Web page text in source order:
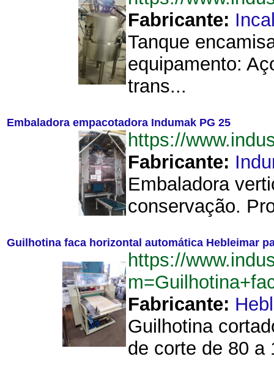
Fabricante:
Tanque
equipamento:
trans...
Embaladora empacotadora Indumak PG 25
https://
Fabricante:
Embaladora
conservação.
Guilhotina faca horizontal automática Hebleimar
https://
Fabricante:
Guilhotina
de corte de 80 a